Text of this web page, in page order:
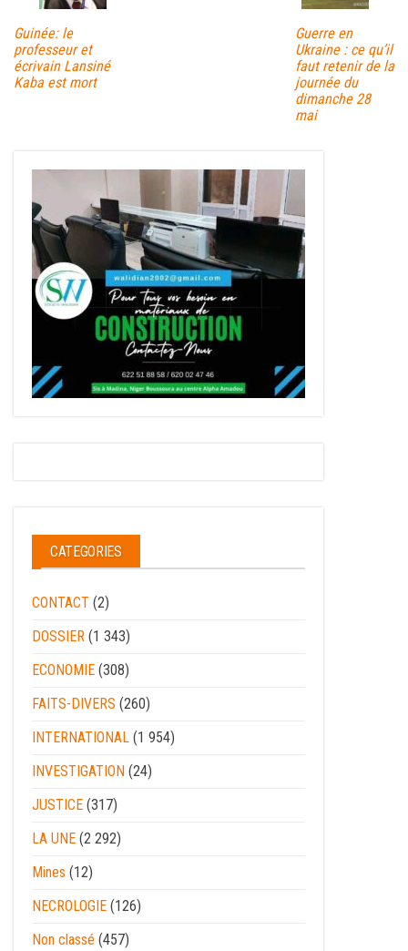
Guinée: le
professeur et
écrivain Lansiné
Kaba est mort
Guerre en
Ukraine : ce qu’il
faut retenir de la
journée du
dimanche 28
mai
CATEGORIES
CONTACT (2)
DOSSIER (1 343)
ECONOMIE (308)
FAITS-DIVERS (260)
INTERNATIONAL (1 954)
INVESTIGATION (24)
JUSTICE (317)
LA UNE (2 292)
Mines (12)
NECROLOGIE (126)
Non classé (457)